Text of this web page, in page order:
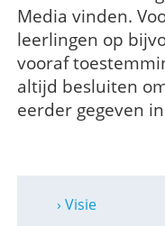
Media vinden.
leerlingen op
vooraf
altijd besluiten
eerder gegeven
› Visie